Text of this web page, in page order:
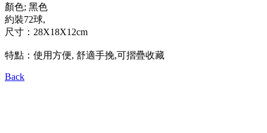
顏色; 黑色
約裝72球,
尺寸：28X18X12cm
特點：使用方便, 舒適手挽,可摺疊收藏
Back